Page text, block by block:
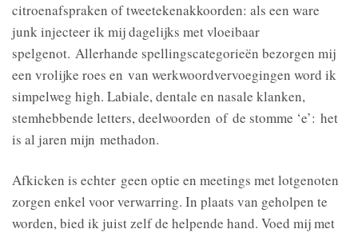
citroenafspraken of tweetekenakkoorden: als een ware
junk injecteer ik mij dagelijks met vloeibaar
spelgenot. Allerhande spellingscategorieën bezorgen mij
een vrolijke roes en van werkwoordvervoegingen word ik
simpelweg high. Labiale, dentale en nasale klanken,
stemhebbende letters, deelwoorden of de stomme ‘e’: het
is al jaren mijn methadon.
Afkicken is echter geen optie en meetings met lotgenoten
zorgen enkel voor verwarring. In plaats van geholpen te
worden, bied ik juist zelf de helpende hand. Voed mij met